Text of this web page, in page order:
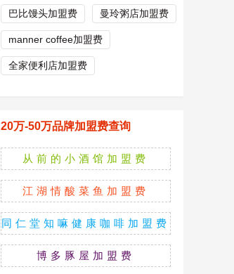
巴比馒头加盟费 曼玲粥店加盟费
manner coffee加盟费
全家便利店加盟费
20万-50万品牌加盟费查询
从前的小酒馆加盟费
江湖情酸菜鱼加盟费
同仁堂知嘛健康咖啡加盟费
博多豚屋加盟费